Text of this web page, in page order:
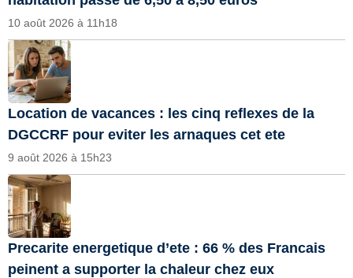
10 août 2026 à 11h18
Location de vacances : les cinq reflexes de la
DGCCRF pour eviter les arnaques cet ete
9 août 2026 à 15h23
Precarite energetique d’ete : 66 % des Francais
peinent a supporter la chaleur chez eux